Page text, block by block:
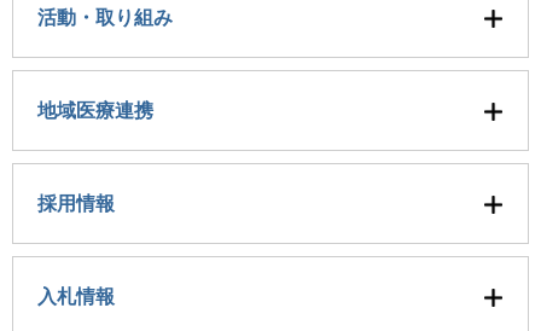
活動・取り組み
地域医療連携
採用情報
入札情報